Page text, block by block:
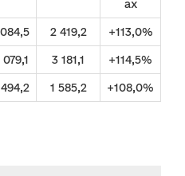
ах
2 419,2 +113,0%
3 181,1 +114,5%
1 585,2 +108,0%